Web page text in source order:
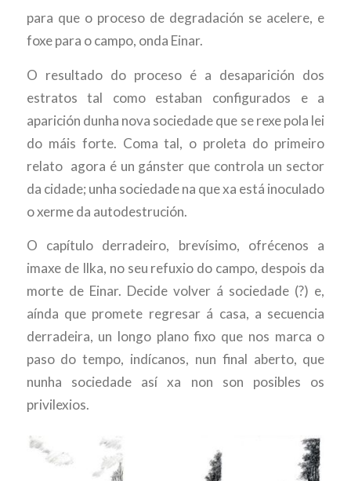
para que o proceso de degradación se acelere, e
foxe para o campo, onda Einar.
O resultado do proceso é a desaparición dos
estratos tal como estaban configurados e a
aparición dunha nova sociedade que se rexe pola lei
do máis forte. Coma tal, o proleta do primeiro
relato agora é un gánster que controla un sector
da cidade; unha sociedade na que xa está inoculado
o xerme da autodestrución.
O capítulo derradeiro, brevísimo, ofrécenos a
imaxe de Ilka, no seu refuxio do campo, despois da
morte de Einar. Decide volver á sociedade (?) e,
aínda que promete regresar á casa, a secuencia
derradeira, un longo plano fixo que nos marca o
paso do tempo, indícanos, nun final aberto, que
nunha sociedade así xa non son posibles os
privilexios.